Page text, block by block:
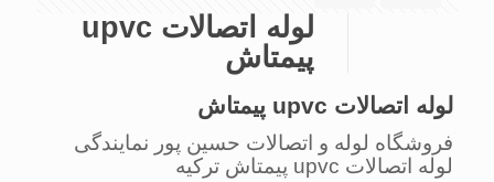
لوله اتصالات upvc
پیمتاش
لوله اتصالات upvc پیمتاش
فروشگاه لوله و اتصالات حسین پور نمایندگی
لوله اتصالات upvc پیمتاش ترکیه